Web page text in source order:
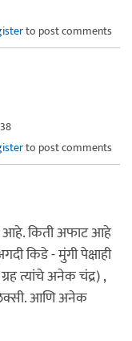
to post comments
to post comments
आहे. किती अफाट आहे
किडे - मुंगी पेक्षाही
त्यांचे अनेक चंद्र) ,
आणि अनेक